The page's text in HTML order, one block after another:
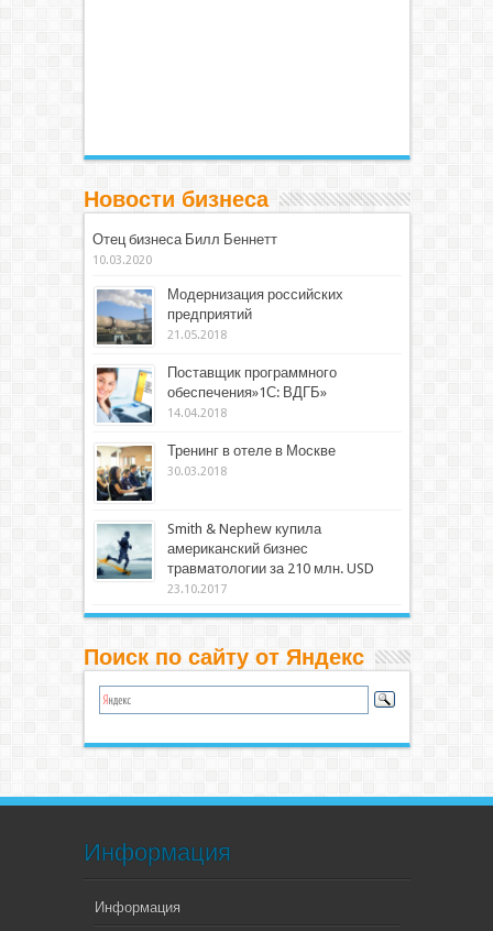
Новости бизнеса
Отец бизнеса Билл Беннетт
10.03.2020
Модернизация российских
предприятий
21.05.2018
Поставщик программного
обеспечения»1С: ВДГБ»
14.04.2018
Тренинг в отеле в Москве
30.03.2018
Smith & Nephew купила
американский бизнес
травматологии за 210 млн. USD
23.10.2017
Поиск по сайту от Яндекс
Информация
Информация